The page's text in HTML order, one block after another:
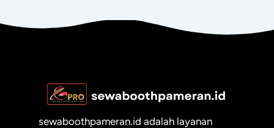
sewaboothpameran.id adalah layanan